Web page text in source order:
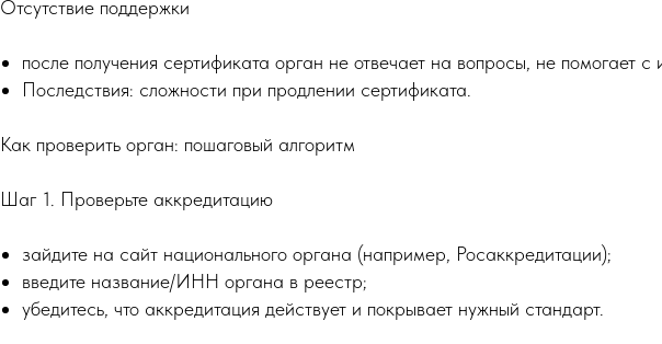
Отсутствие поддержки
после получения сертификата орган не отвечает на вопросы, не помогает с
Последствия: сложности при продлении сертификата.
Как проверить орган: пошаговый алгоритм
Шаг 1. Проверьте аккредитацию
зайдите на сайт национального органа (например, Росаккредитации);
введите название/ИНН органа в реестр;
убедитесь, что аккредитация действует и покрывает нужный стандарт.